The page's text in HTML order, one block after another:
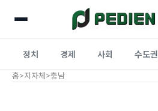
정치 경제 사회 수도권
홈>지자체>충남